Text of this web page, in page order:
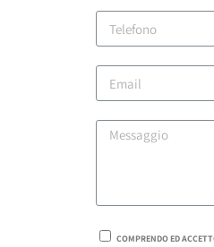
COMPRENDO ED